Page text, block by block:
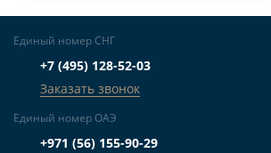
Единый номер СНГ
+7 (495) 128-52-03
Заказать звонок
Единый номер ОАЭ
+971 (56) 155-90-29